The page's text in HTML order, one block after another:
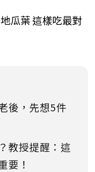
瓜葉 這樣吃最對
後，先想5件
教授提醒：這
要！